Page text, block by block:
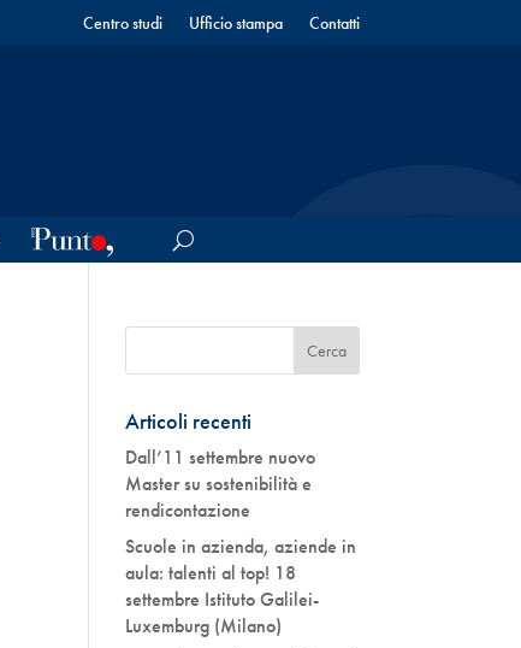
Centro studi Ufficio stampa Contatti
Articoli recenti
Dall’11 settembre nuovo
Master su sostenibilità e
rendicontazione
Scuole in azienda, aziende in
aula: talenti al top! 18
settembre Istituto Galilei-
Luxemburg (Milano)